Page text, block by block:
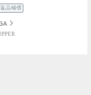
返品補償